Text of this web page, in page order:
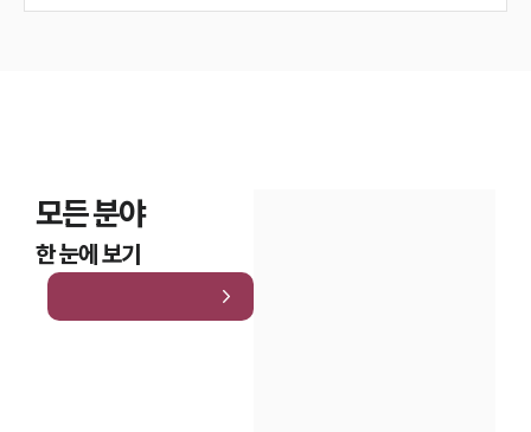
모든 분야
한 눈에 보기